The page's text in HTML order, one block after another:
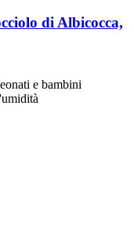
di Albicocca,
e bambini